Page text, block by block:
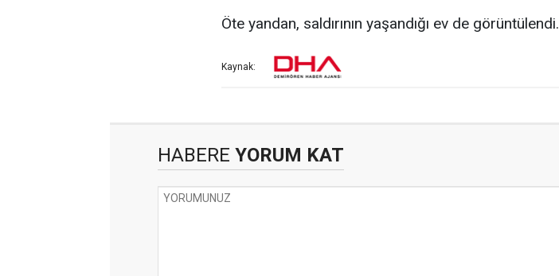
Öte yandan, saldırının yaşandığı ev de görüntülendi.
Kaynak:
HABERE YORUM KAT